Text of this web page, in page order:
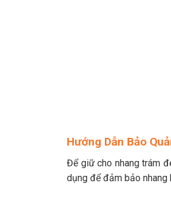
Hướng Dẫn Bảo
Để giữ cho nhang trám
dụng để đảm bảo